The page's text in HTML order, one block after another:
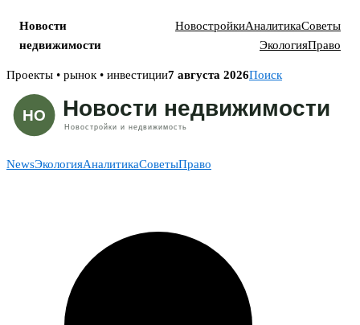
Новости
недвижимости
НовостройкиАналитикаСоветы
ЭкологияПраво
Skip
content
Проекты • рынок • инвестиции7 августа 2026Поиск
NewsЭкологияАналитикаСоветыПраво